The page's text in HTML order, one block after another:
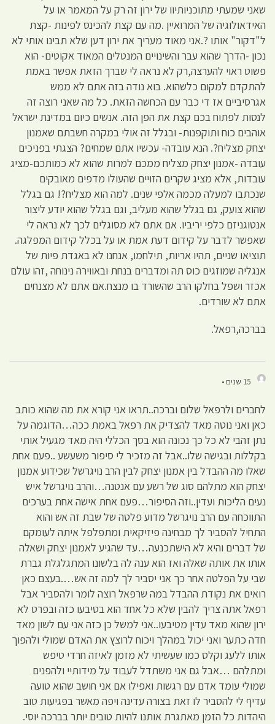
שאני שמעתי מתוכניותיוו של ירון זה רק על המאמר או על
האידאולוגיה של המרואיין .מה עם קצת להכינס לפינות -קצת
ל"דקור" אותו ?.אני מאוד מעריך את ירון דען שלא תבינו אותי לא
נכון -הדרך שהוא עבר והשינויים המנטלים המאוד אקוטים- הוא
פשוט ראוי להערצה,רק לא נראה לי שברך הזאת אפשר באמת
להתקדם למקום כלשהוא. בוא נודה בזה אתם לא ממש
אגרסיביים אז די כבר עם הכחשה הזאת. כל מה שאני רוצה זה
לנסות לפתוח בכם קצת את הפן הזה. אנשים כיום במדינת ישראל
אוהבים כוח ותוקפנות- ובגלל זה אולי במקרה חשבתם שאמנון
יצחק מצליח?. הנא עובדה- עכשיו אתם שמחים? הצגתי בפניכים
עובדה -אמנון יצחק מצליח ממכם למרות שהוא לא כמותכם-מציג
עובדות, אלא מציג שקרים הזויים שהעולו מדפים מאובקים
שנכתבו למעלה מכמה אלפי שנים. למה הוא מצליח?! גם בגלל
שהוא צועק, גם בגלל שהוא מעליב, וגם בגלל שהוא יודע ליצור
אנטוגניזם כלפי יריביו. אם אתם לא מסוגלים לכך לא נראה לי
שאפשר לדבר על קידום דעת אמת או על בכלל קידום המפלגה.
תוציאו שניים, תהיו אריות, תילחמו, אנחנו לא באגדת פיות של
אנגליה שמוזגים כוס תה ומדברים בנחת ובאווירה נינוחה ,זהו עולם
אכזר ושפל בחלקו הרב שהשורד בו מנצח.אם אתם לא מצנחים
אתם לא שורדים.
בברכה,רפאל.
15 שנים •
לחברים ולרפאל שלום וברכה..תראו אני קורא את מה שהוא כותב
כאן ואני נוטה מאד להצדיק את רפאל באמת ככה…הדוגמה על
נתן זהבי לא כל כך נכונה הוא בסך הכללי היה מאד מגעיל אותי
בקללות ובגישה שלו..אבל זה מזכיר לי סיפור משעשע ..פעם אחת
שאלו מה ההבדל בין אמנון יצחק לבין הרב נויגרשל שכידוע אמנון
יצחק הוא מתלהם סוג של רשע עם אנטנה…והרב נויגרשל איש
נעים הליכות ועדין..וזה הסיפור…פעם אחת אישה אחת בערכים
התווכחה עם הרב נויגרשל מדוע פלטה של שבת זה אש והוא
התחיל להסביר לך מבחינה פיזיקאית ומתפלפל איתה לעומקם
של דברים והיא לא הישתכנעה…עד שהגיע לאמנון יצחק ושאלה
אותו את אותה שאלה ואז הוא ענה לה בלשונו המתגלגלת גברת
שבי על הפלטה אחר כך אני יסביר לך למה זה אש….בעצם כאן
רואים את נקודת ההבדל במה שרפאל רוצה לומר ולהסביר אבל
רפאל אתה צריך להבין שלא כל אחד הוא בטיבעו כזה ובפרט לא
ירון שהוא מאד עדין מטיבעו..אני למשל כן כזה אני עם לשון מאד
חדה כתער ואני יכול במהלך ויכוח לרוצץ את האדם שמולי ולהפוך
אותו ללעג וקלס כמו שעשיתי לא מזמן לאיזה חרדי טיפש
ומתלהם …אבל גם אני משתדל לעבוד על מידותיי ולהפנים
שמולי עומד אדם עם רגשות ואפילו אם אני חושב שהוא טועה
עדיף לי להסביר לו זאת בצורה עדינה ויפה מאשר בפגיעות טוב
היהדות כל הזמן מאתגרת אותנו להיות טובים יותר בברכה יוסי.